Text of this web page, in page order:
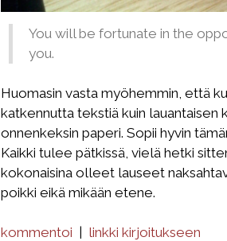
You will be fortunate in the
you.
Huomasin vasta myöhemmin, että
katkennutta tekstiä kuin lauantaisen
onnenkeksin paperi. Sopii hyvin
Kaikki tulee pätkissä, vielä hetki
kokonaisina olleet lauseet
poikki eikä mikään etene.
kommentoi linkki kirjoitukseen